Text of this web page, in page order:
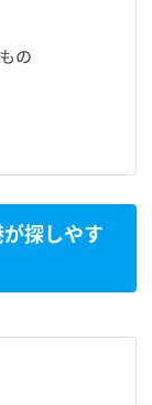
探しやす